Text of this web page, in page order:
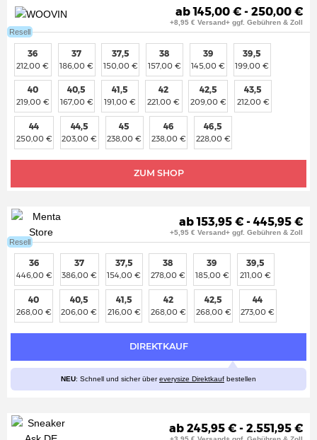
Resell
ab 145,00 € - 250,00 €
+8,95 € Versand+ ggf. Gebühren & Zoll
ZUM SHOP
36
212,00 €
37
186,00 €
37,5
150,00 €
38
157,00 €
39
145,00 €
39,5
199,00 €
40
219,00 €
40,5
167,00 €
41,5
191,00 €
42
221,00 €
42,5
209,00 €
43,5
212,00 €
44
250,00 €
44,5
203,00 €
45
238,00 €
46
238,00 €
46,5
228,00 €
Resell
NEU: Schnell und sicher übereverysize Direktkauf bestellen
ab 153,95 € - 445,95 €
+5,95 € Versand+ ggf. Gebühren & Zoll
DIREKTKAUF
36
446,00 €
37
386,00 €
37,5
154,00 €
38
278,00 €
39
185,00 €
39,5
211,00 €
40
268,00 €
40,5
206,00 €
41,5
216,00 €
42
268,00 €
42,5
268,00 €
44
273,00 €
ab 245,95 € - 2.551,95 €